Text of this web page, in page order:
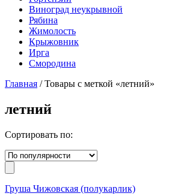
Виноград неукрывной
Рябина
Жимолость
Крыжовник
Ирга
Смородина
Главная / Товары с меткой «летний»
летний
Сортировать по:
Груша Чижовская (полукарлик)